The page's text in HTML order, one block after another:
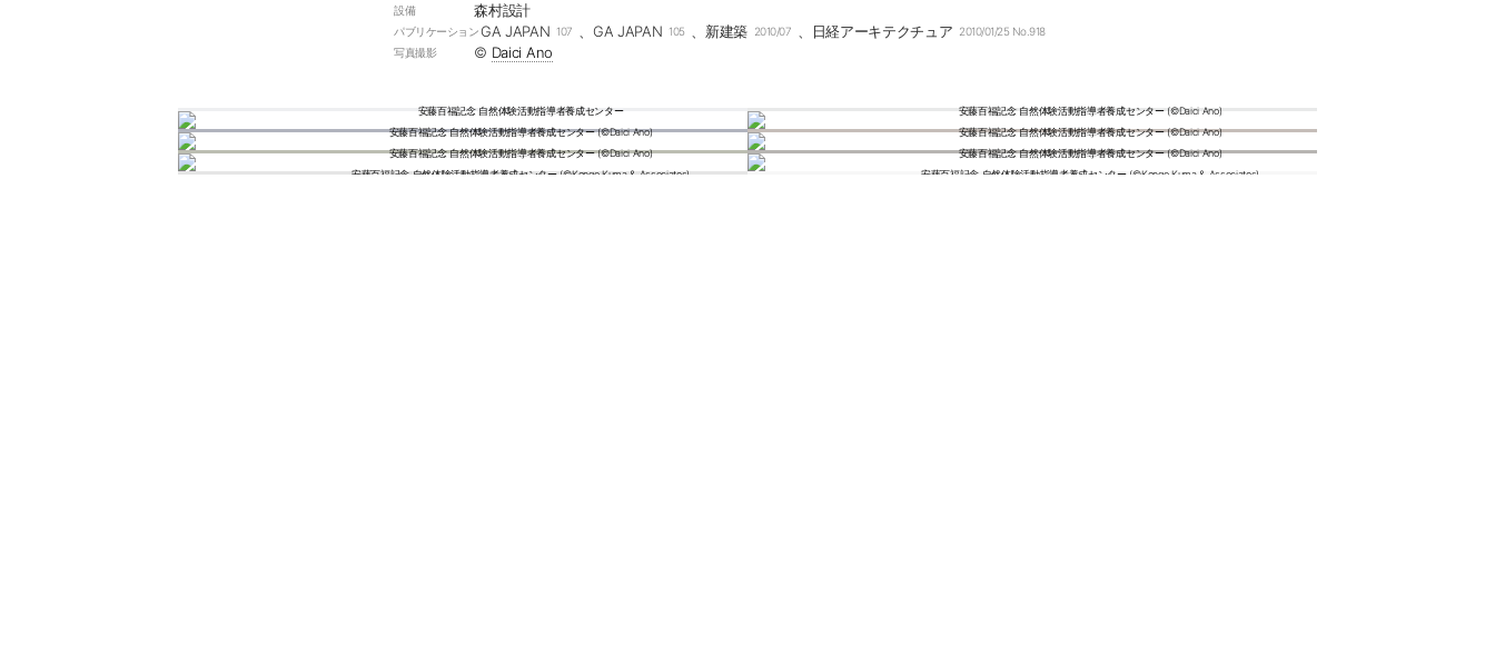
設備 森村設計
パブリケーションGA JAPAN 107 、GA JAPAN 105 、新建築 2010/07 、日経アーキテクチュア 2010/01/25 No.918
写真撮影
©︎ Daici Ano